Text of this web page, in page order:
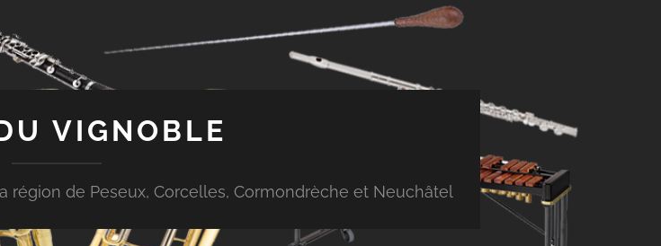
VIGNOBLE
de Peseux, Corcelles, Cormondrèche et Neuchâtel